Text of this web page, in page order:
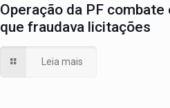
Operação da PF combate
que fraudava licitações
Leia mais